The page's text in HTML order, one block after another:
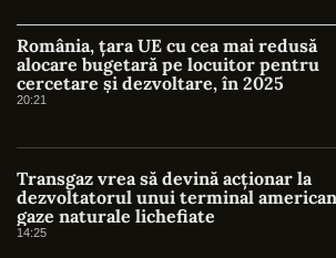
România, țara UE cu cea mai redusă
alocare bugetară pe locuitor pentru
cercetare și dezvoltare, în 2025
20:21
Transgaz vrea să devină acționar la
dezvoltatorul unui terminal
gaze naturale lichefiate
14:25